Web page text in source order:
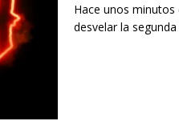
Hace unos minutos
desvelar la